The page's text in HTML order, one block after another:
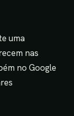
uma
nas
no Google